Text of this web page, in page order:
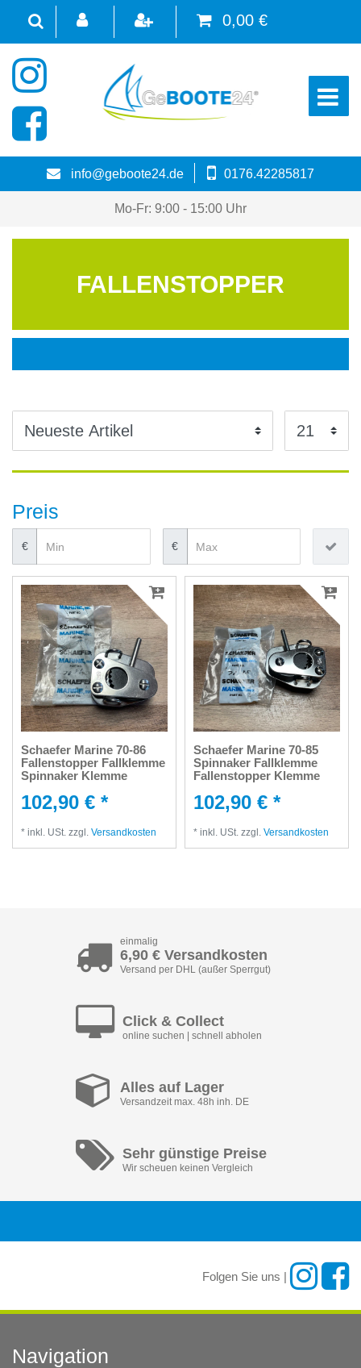
0,00 €
☰
info@geboote24.de 0176.42285817
Mo-Fr: 9:00 - 15:00 Uhr
FALLENSTOPPER
Preis
€ €
Schaefer Marine 70-86
Fallenstopper Fallklemme
Spinnaker Klemme
102,90 € *
* inkl. USt. zzgl. Versandkosten
Schaefer Marine 70-85
Spinnaker Fallklemme
Fallenstopper Klemme
102,90 € *
* inkl. USt. zzgl. Versandkosten
einmalig
6,90 € Versandkosten
Versand per DHL (außer Sperrgut)
Click & Collect
online suchen | schnell abholen
Alles auf Lager
Versandzeit max. 48h inh. DE
Sehr günstige Preise
Wir scheuen keinen Vergleich
Folgen Sie uns |
Navigation